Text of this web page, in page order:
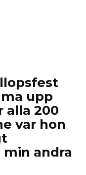
upp
alla 200
var hon
andra